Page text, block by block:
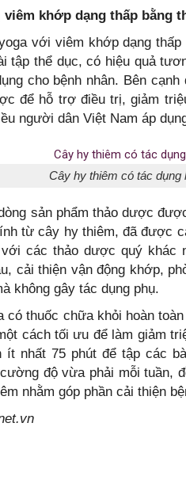
khớp dạng thấp bằng
với viêm khớp dạng
tập thể dục, có hiệu quả
cho bệnh nhân. Bên
để hỗ trợ điều trị, giảm
người dân Việt Nam áp
Cây hy thiêm có tác dụng
sản phẩm thảo dược
từ cây hy thiêm, đã được
các thảo dược quý
cải thiện vận động khớp,
không gây tác dụng phụ.
có thuốc chữa khỏi hoàn
cách tối ưu để làm giảm
ít nhất 75 phút để tập các
độ vừa phải mỗi tuần,
nhằm góp phần cải thiện